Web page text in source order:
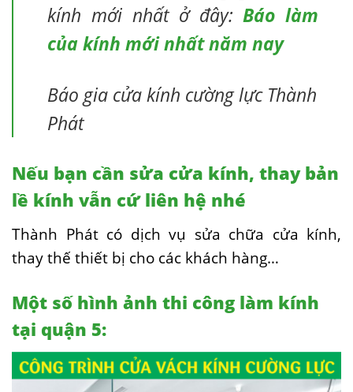
kính mới nhất ở đây:Báo làm
của kính mới nhất năm nay
Báo gia cửa kính cường lực Thành
Phát
Nếu bạn cần sửa cửa kính, thay bản
lề kính vẫn cứ liên hệ nhé
Thành Phát có dịch vụ sửa chữa cửa kính,
thay thế thiết bị cho các khách hàng…
Một số hình ảnh thi công làm kính
tại quận 5: